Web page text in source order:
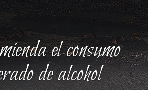
el consumo
de alcohol